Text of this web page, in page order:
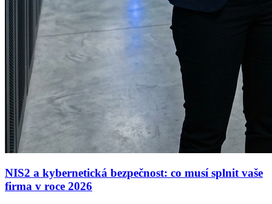
NIS2 a kybernetická bezpečnost: co musí splnit vaše
firma v roce 2026